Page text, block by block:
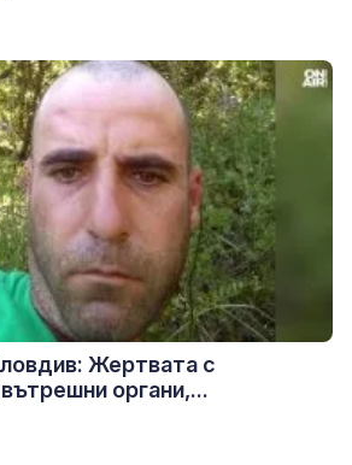
Жертвата с
органи,...